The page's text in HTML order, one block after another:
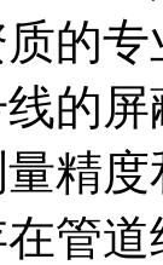
的
的
精
管